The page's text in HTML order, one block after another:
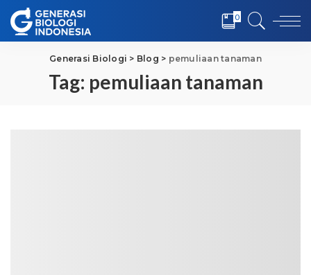
0
Generasi Biologi > Blog > pemuliaan tanaman
Tag: pemuliaan tanaman